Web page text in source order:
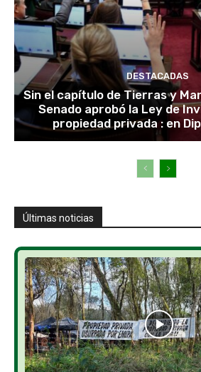
DESTACADAS
Sin el capítulo de Tierras y
Senado aprobó la Ley de
propiedad privada : en
Últimas noticias